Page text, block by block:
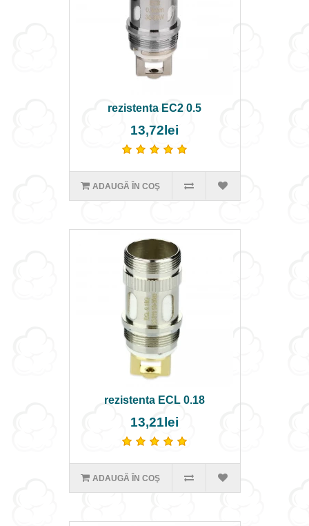
rezistenta EC2 0.5
13,72lei
ADAUGĂ ÎN COŞ
rezistenta ECL 0.18
13,21lei
ADAUGĂ ÎN COŞ